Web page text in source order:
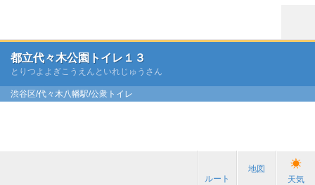
都立代々木公園トイレ１３
とりつよよぎこうえんといれじゅうさん
渋谷区/代々木八幡駅/公衆トイレ
ルート
地図
天気